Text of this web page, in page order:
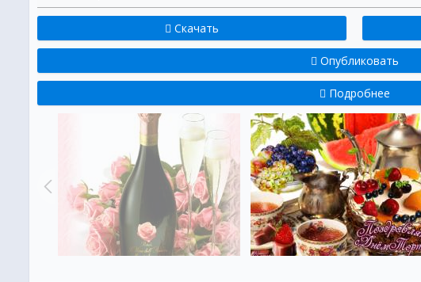
Скачать
Опубликовать
Подробнее